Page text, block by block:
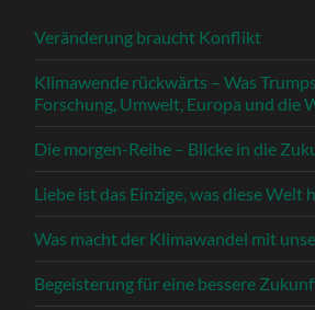
Veränderung braucht Konflikt
Klimawende rückwärts – Was
Forschung, Umwelt, Europa und die
Die morgen-Reihe – Blicke in die
Liebe ist das Einzige, was diese Welt
Was macht der Klimawandel mit
Begeisterung für eine bessere